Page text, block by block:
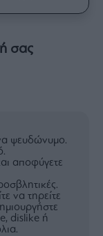
σας
ψευδώνυμο.
αποφύγετε
να τηρείτε
dislike ή